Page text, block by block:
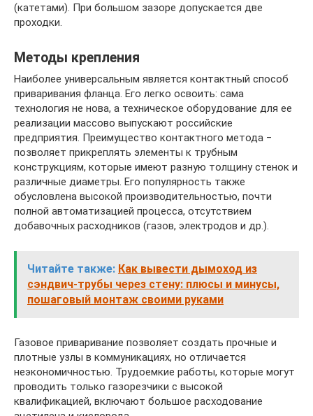
(катетами). При большом зазоре допускается две
проходки.
Методы крепления
Наиболее универсальным является контактный способ
приваривания фланца. Его легко освоить: сама
технология не нова, а техническое оборудование для ее
реализации массово выпускают российские
предприятия. Преимущество контактного метода ‒
позволяет прикреплять элементы к трубным
конструкциям, которые имеют разную толщину стенок и
различные диаметры. Его популярность также
обусловлена высокой производительностью, почти
полной автоматизацией процесса, отсутствием
добавочных расходников (газов, электродов и др.).
Читайте также: Как вывести дымоход из
сэндвич-трубы через стену: плюсы и минусы,
пошаговый монтаж своими руками
Газовое приваривание позволяет создать прочные и
плотные узлы в коммуникациях, но отличается
неэкономичностью. Трудоемкие работы, которые могут
проводить только газорезчики с высокой
квалификацией, включают большое расходование